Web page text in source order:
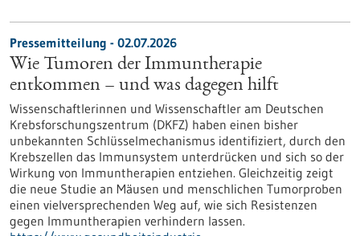
Pressemitteilung - 02.07.2026
Wie Tumoren der Immuntherapie
entkommen – und was dagegen hilft
Wissenschaftlerinnen und Wissenschaftler am Deutschen
Krebsforschungszentrum (DKFZ) haben einen bisher
unbekannten Schlüsselmechanismus identifiziert, durch den
Krebszellen das Immunsystem unterdrücken und sich so der
Wirkung von Immuntherapien entziehen. Gleichzeitig zeigt
die neue Studie an Mäusen und menschlichen Tumorproben
einen vielversprechenden Weg auf, wie sich Resistenzen
gegen Immuntherapien verhindern lassen.